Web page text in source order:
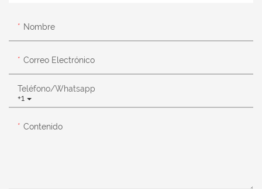
Nombre
Correo Electrónico
+1
Teléfono/whatsapp
Contenido